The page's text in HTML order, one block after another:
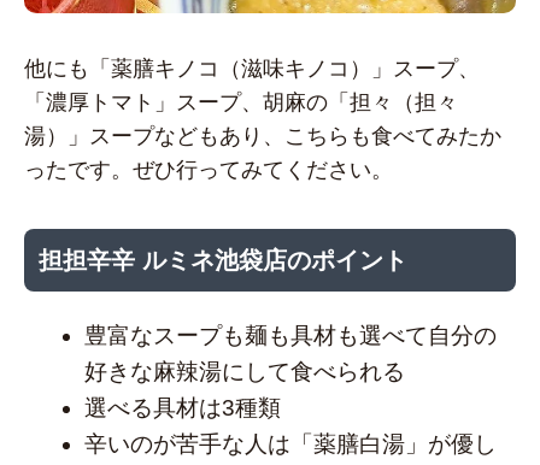
他にも「薬膳キノコ（滋味キノコ）」スープ、
「濃厚トマト」スープ、胡麻の「担々（担々
湯）」スープなどもあり、こちらも食べてみたか
ったです。ぜひ行ってみてください。
担担辛辛 ルミネ池袋店のポイント
豊富なスープも麺も具材も選べて自分の
好きな麻辣湯にして食べられる
選べる具材は3種類
辛いのが苦手な人は「薬膳白湯」が優し